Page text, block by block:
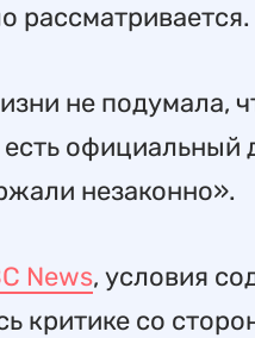
рассматривается.
не подумала,
официальный
незаконно».
News, условия
критике со